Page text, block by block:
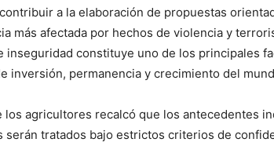
a la elaboración de propuestas
más afectada por hechos de violencia y
inseguridad constituye uno de los principales
inversión, permanencia y crecimiento del
los agricultores recalcó que los antecedentes
serán tratados bajo estrictos criterios de